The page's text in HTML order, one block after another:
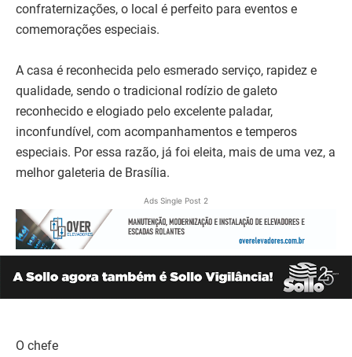
confraternizações, o local é perfeito para eventos e
comemorações especiais.
A casa é reconhecida pelo esmerado serviço, rapidez e
qualidade, sendo o tradicional rodízio de galeto
reconhecido e elogiado pelo excelente paladar,
inconfundível, com acompanhamentos e temperos
especiais. Por essa razão, já foi eleita, mais de uma vez, a
melhor galeteria de Brasília.
Ads Single Post 2
O chefe